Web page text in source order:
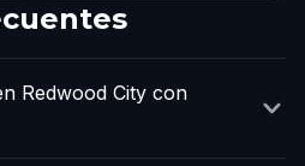
Redwood City con